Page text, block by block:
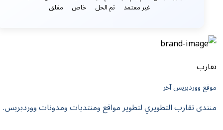
غير معتمد تم الحل خاص مغلق
تقارب
موقع ووردبريس آخر
منتدى تقارب التطويري لتطوير مواقع ومنتديات ومدونات ووردبريس.